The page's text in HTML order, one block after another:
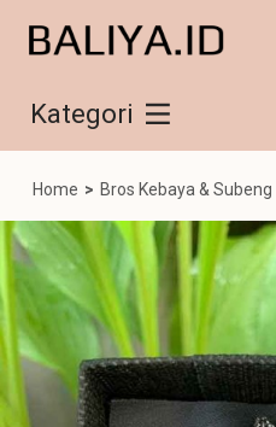
Kategori
Home > Bros Kebaya & Subeng